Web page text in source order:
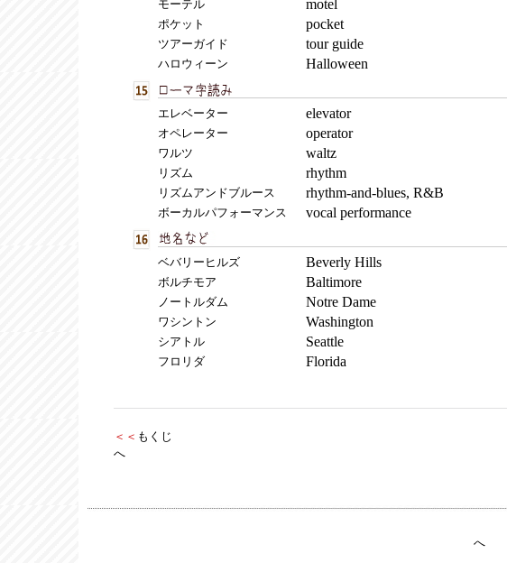
モーテル motel
ポケット pocket
ツアーガイド tour guide
ハロウィーン Halloween
エレベーター elevator
オペレーター operator
ワルツ waltz
リズム rhythm
リズムアンドブルース rhythm-and-blues, R&B
ボーカルパフォーマンス vocal performance
ベバリーヒルズ Beverly Hills
ボルチモア Baltimore
ノートルダム Notre Dame
ワシントン Washington
シアトル Seattle
フロリダ Florida
＜＜ もくじ
へ
へ